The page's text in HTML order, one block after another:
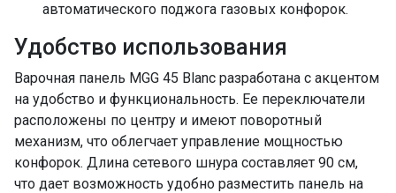
автоматического поджога газовых конфорок.
Удобство использования
Варочная панель MGG 45 Blanc разработана с акцентом
на удобство и функциональность. Ее переключатели
расположены по центру и имеют поворотный
механизм, что облегчает управление мощностью
конфорок. Длина сетевого шнура составляет 90 см,
что дает возможность удобно разместить панель на